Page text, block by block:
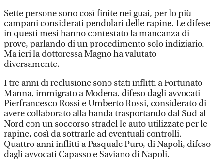
Sette persone sono così finite nei guai, per lo più
campani considerati pendolari delle rapine. Le difese
in questi mesi hanno contestato la mancanza di
prove, parlando di un procedimento solo indiziario.
Ma ieri la dottoressa Magno ha valutato
diversamente.
I tre anni di reclusione sono stati inflitti a Fortunato
Manna, immigrato a Modena, difeso dagli avvocati
Pierfrancesco Rossi e Umberto Rossi, considerato di
avere collaborato alla banda trasportando dal Sud al
Nord con un soccorso stradel le auto utilizzate per le
rapine, così da sottrarle ad eventuali controlli.
Quattro anni inflitti a Pasquale Puro, di Napoli, difeso
dagli avvocati Capasso e Saviano di Napoli.